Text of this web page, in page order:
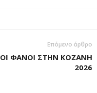
Επόμενο άρθρο
ΟΙ ΦΑΝΟΙ ΣΤΗΝ ΚΟΖΑΝΗ
2026